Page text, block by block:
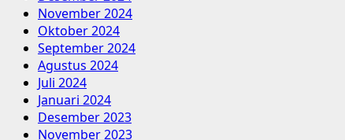
November 2024
Oktober 2024
September 2024
Agustus 2024
Juli 2024
Januari 2024
Desember 2023
November 2023